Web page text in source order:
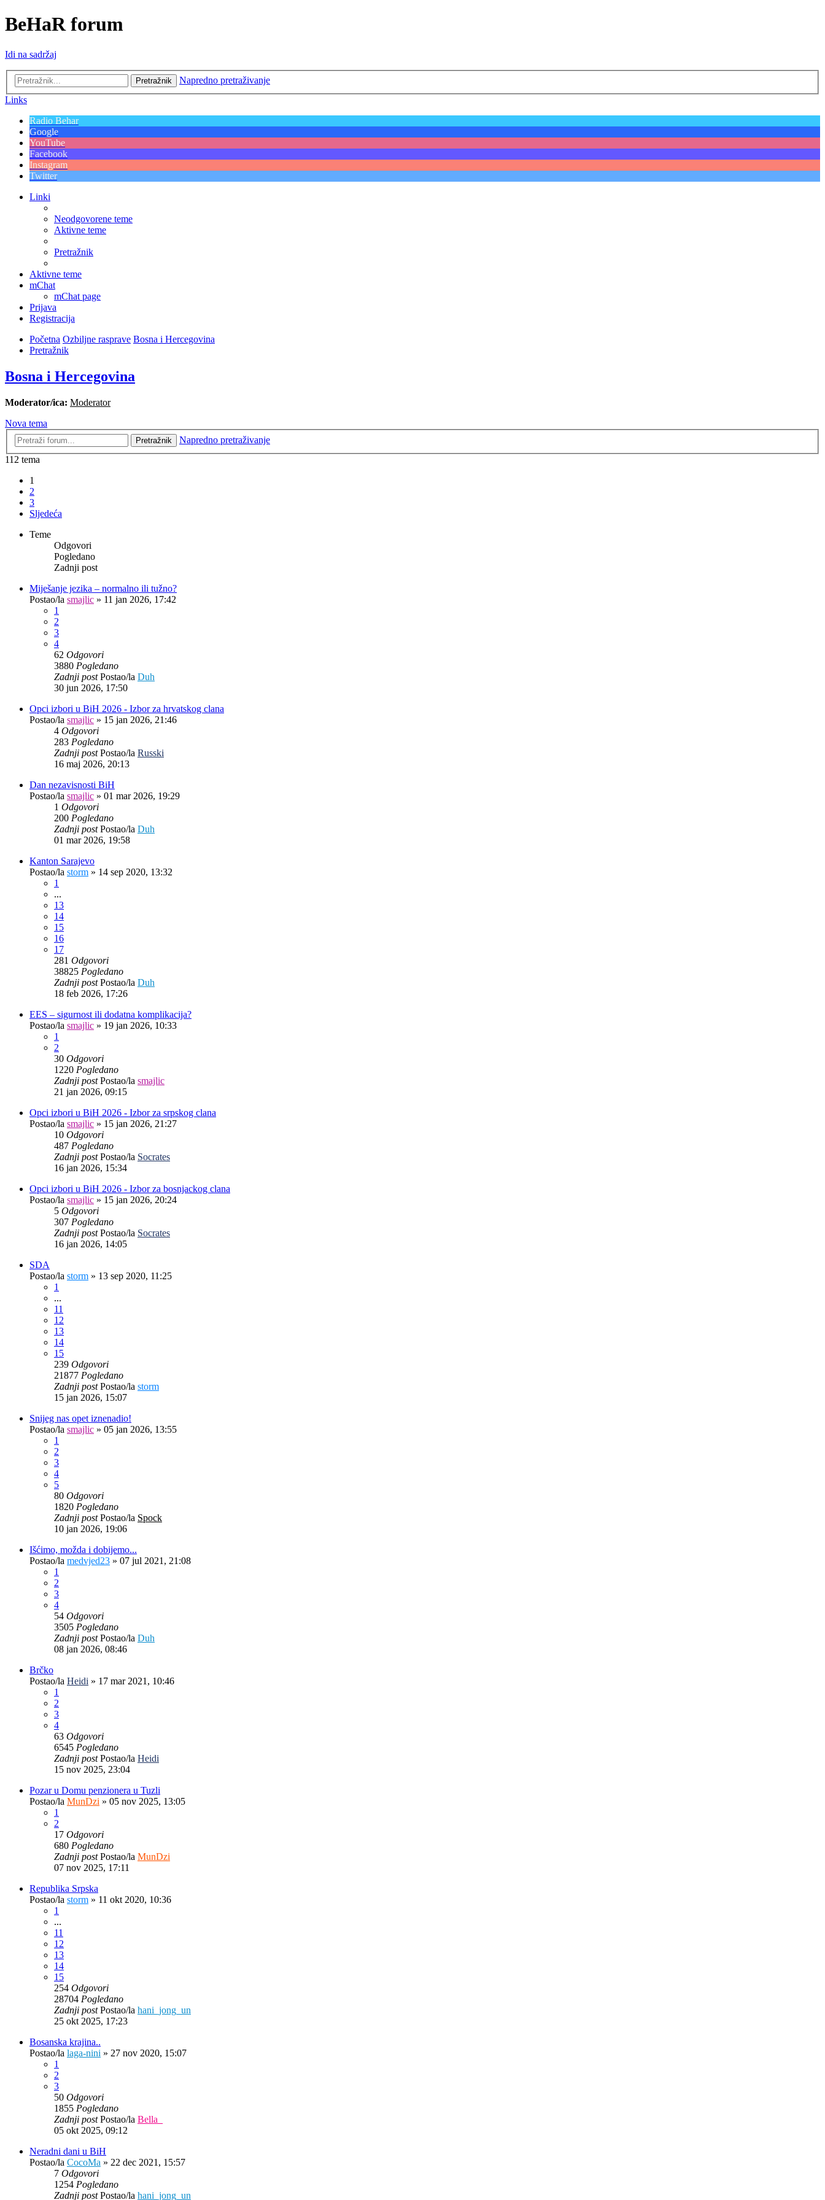
BeHaR forum
Idi na sadržaj
Pretražnik
Napredno pretraživanje
Links
Radio Behar
Google
YouTube
Facebook
Instagram
Twitter
Linki
Neodgovorene teme
Aktivne teme
Pretražnik
Aktivne teme
mChat
mChat page
Prijava
Registracija
Početna Ozbiljne rasprave Bosna i Hercegovina
Pretražnik
Bosna i Hercegovina
Moderator/ica: Moderator
Nova tema
Pretražnik
Napredno pretraživanje
112 tema
1
2
3
Sljedeća
Teme
Odgovori
Pogledano
Zadnji post
Miješanje jezika – normalno ili tužno?
Postao/la smajlic » 11 jan 2026, 17:42
1
2
3
4
62 Odgovori
3880 Pogledano
Zadnji postPostao/la Duh
30 jun 2026, 17:50
Opci izbori u BiH 2026 - Izbor za hrvatskog clana
Postao/la smajlic » 15 jan 2026, 21:46
4 Odgovori
283 Pogledano
Zadnji postPostao/la Russki
16 maj 2026, 20:13
Dan nezavisnosti BiH
Postao/la smajlic » 01 mar 2026, 19:29
1 Odgovori
200 Pogledano
Zadnji postPostao/la Duh
01 mar 2026, 19:58
Kanton Sarajevo
Postao/la storm » 14 sep 2020, 13:32
1
...
13
14
15
16
17
281 Odgovori
38825 Pogledano
Zadnji postPostao/la Duh
18 feb 2026, 17:26
EES – sigurnost ili dodatna komplikacija?
Postao/la smajlic » 19 jan 2026, 10:33
1
2
30 Odgovori
1220 Pogledano
Zadnji postPostao/la smajlic
21 jan 2026, 09:15
Opci izbori u BiH 2026 - Izbor za srpskog clana
Postao/la smajlic » 15 jan 2026, 21:27
10 Odgovori
487 Pogledano
Zadnji postPostao/la Socrates
16 jan 2026, 15:34
Opci izbori u BiH 2026 - Izbor za bosnjackog clana
Postao/la smajlic » 15 jan 2026, 20:24
5 Odgovori
307 Pogledano
Zadnji postPostao/la Socrates
16 jan 2026, 14:05
SDA
Postao/la storm » 13 sep 2020, 11:25
1
...
11
12
13
14
15
239 Odgovori
21877 Pogledano
Zadnji postPostao/la storm
15 jan 2026, 15:07
Snijeg nas opet iznenadio!
Postao/la smajlic » 05 jan 2026, 13:55
1
2
3
4
5
80 Odgovori
1820 Pogledano
Zadnji postPostao/la Spock
10 jan 2026, 19:06
Išćimo, možda i dobijemo...
Postao/la medvjed23 » 07 jul 2021, 21:08
1
2
3
4
54 Odgovori
3505 Pogledano
Zadnji postPostao/la Duh
08 jan 2026, 08:46
Brčko
Postao/la Heidi » 17 mar 2021, 10:46
1
2
3
4
63 Odgovori
6545 Pogledano
Zadnji postPostao/la Heidi
15 nov 2025, 23:04
Pozar u Domu penzionera u Tuzli
Postao/la MunDzi » 05 nov 2025, 13:05
1
2
17 Odgovori
680 Pogledano
Zadnji postPostao/la MunDzi
07 nov 2025, 17:11
Republika Srpska
Postao/la storm » 11 okt 2020, 10:36
1
...
11
12
13
14
15
254 Odgovori
28704 Pogledano
Zadnji postPostao/la hani_jong_un
25 okt 2025, 17:23
Bosanska krajina..
Postao/la laga-nini » 27 nov 2020, 15:07
1
2
3
50 Odgovori
1855 Pogledano
Zadnji postPostao/la Bella_
05 okt 2025, 09:12
Neradni dani u BiH
Postao/la CocoMa » 22 dec 2021, 15:57
7 Odgovori
1254 Pogledano
Zadnji postPostao/la hani_jong_un